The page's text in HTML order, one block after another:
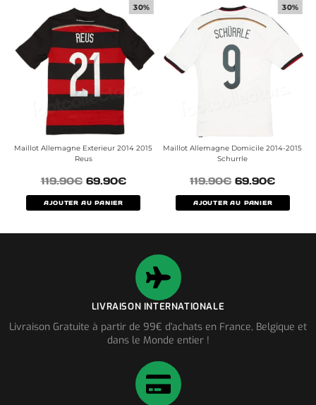
30%
Maillot Allemagne Exterieur 2014 2015
Reus
119.90€ 69.90€
AJOUTER AU PANIER
30%
Maillot Allemagne Domicile 2014-2015
Schurrle
119.90€ 69.90€
AJOUTER AU PANIER
LIVRAISON INTERNATIONALE
Livraison Gratuite à partir de 99€ d'achats en France, Belgique et
dans le Monde entier !